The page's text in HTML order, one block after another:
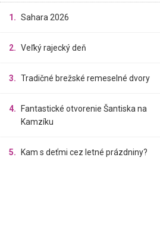
1. Sahara 2026
2. Veľký rajecký deň
3. Tradičné brežské remeselné dvory
4.
Fantastické otvorenie Šantiska na
Kamzíku
5. Kam s deťmi cez letné prázdniny?